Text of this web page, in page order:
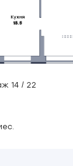
14 / 22